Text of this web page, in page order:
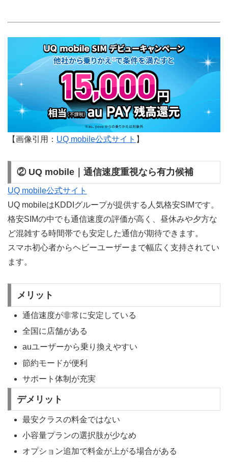
【画像引用： UQ mobile公式サイト 】
② UQ mobile｜通信速度重視なら有力候補
UQ mobile公式サイト
UQ mobileはKDDIグループが提供する人気格安SIMです。
格安SIMの中でも通信速度の評価が高く、昼休みや夕方な
ど混雑する時間帯でも安定した通信が期待できます。
スマホ初心者からヘビーユーザーまで幅広く支持されてい
ます。
メリット
通信速度が非常に安定している
全国に店舗がある
auユーザーから乗り換えやすい
節約モードが便利
サポート体制が充実
デメリット
最安クラスの料金ではない
小容量プランの選択肢が少なめ
オプション追加で料金が上がる場合がある